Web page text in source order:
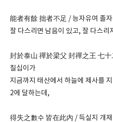
能者有餘 拙者不足 / 능자유여 졸
잘 다스리면 남음이 있고, 잘 다스리
封於泰山 禪於梁父 封禪之王 七十
칠십이가
지금까지 태산에서 하늘에 제사를
2에 달하는데,
得失之數수 皆在此內 / 득실지 개재